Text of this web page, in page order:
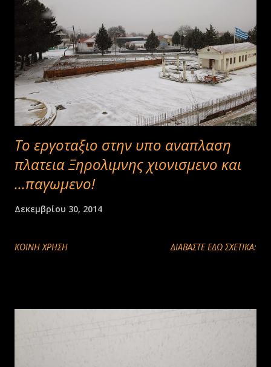
Το εργοταξιο στην υπο αναπλαση
πλατεια Ξηρολιμνης χιονισμενο και
...παγωμενο!
Δεκεμβρίου 30, 2014
ΚΟΙΝΉ ΧΡΉΣΗ ΔΙΑΒΑΣΤΕ ΕΔΩ ΣΧΕΤΙΚΑ: